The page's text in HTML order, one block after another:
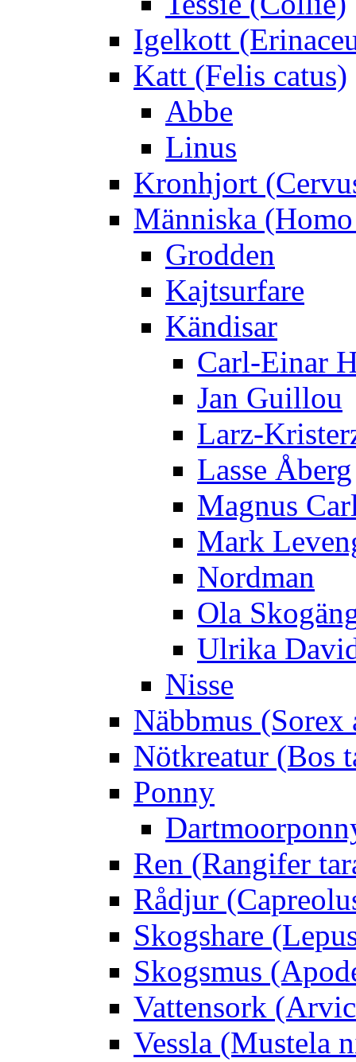
Igelkott
Katt (Felis catus)
Abbe
Linus
Kronhjort
Människa
Grodden
Kajtsurfare
Kändisar
Carl-Einar
Jan Guillou
Larz-
Lasse Åberg
Magnus
Mark
Nordman
Ola
Ulrika
Nisse
Näbbmus (Sorex
Nötkreatur (Bos
Ponny
Ren (Rangifer
Rådjur
Skogshare
Skogsmus
Vattensork
Vessla (Mustela